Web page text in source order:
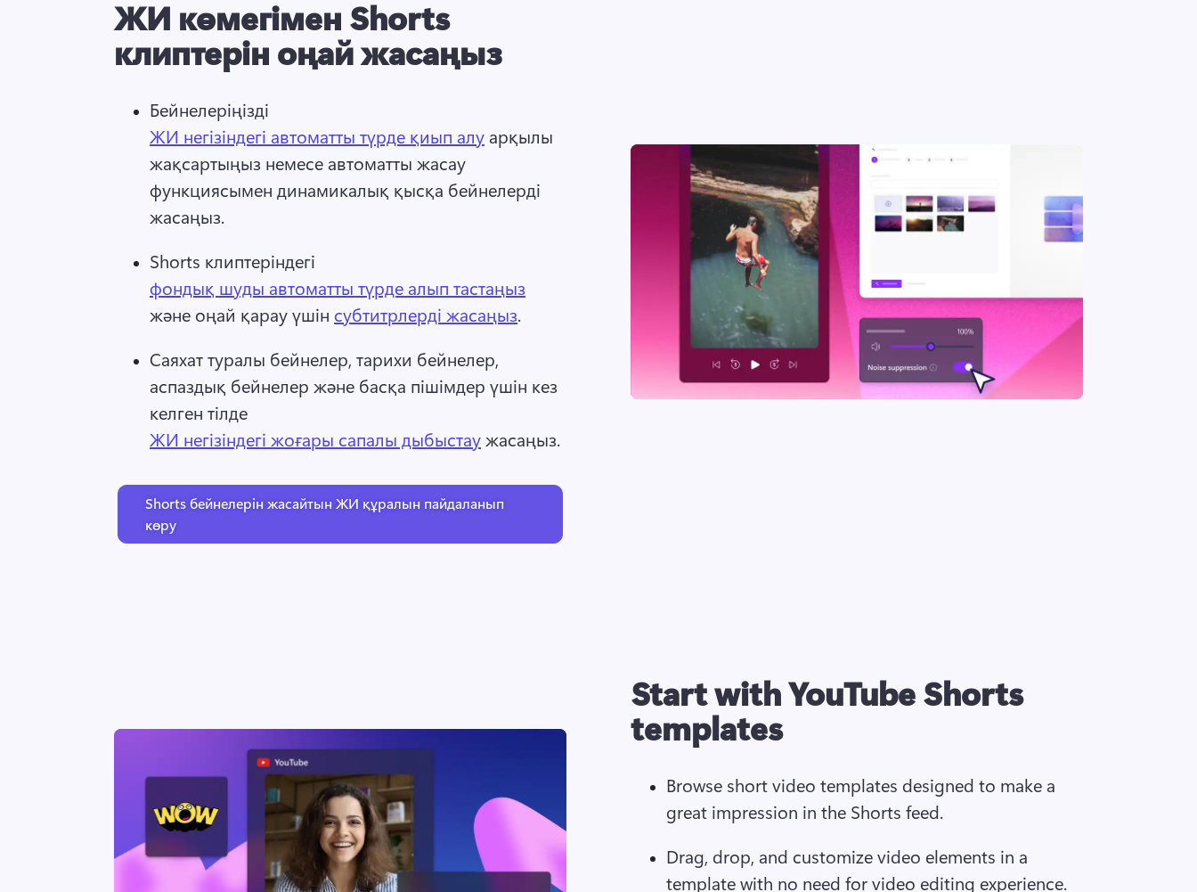
ЖИ көмегімен Shorts
клиптерін оңай жасаңыз
Бейнелеріңізді
ЖИ негізіндегі автоматты түрде қиып алу арқылы
жақсартыңыз немесе автоматты жасау
функциясымен динамикалық қысқа бейнелерді
жасаңыз.
Shorts клиптеріндегі
фондық шуды автоматты түрде алып тастаңыз
және оңай қарау үшін субтитрлерді жасаңыз.
Саяхат туралы бейнелер, тарихи бейнелер,
аспаздық бейнелер және басқа пішімдер үшін кез
келген тілде
ЖИ негізіндегі жоғары сапалы дыбыстау жасаңыз.
Shorts бейнелерін жасайтын ЖИ құралын пайдаланып
көру
Start with YouTube Shorts
templates
Browse short video templates designed to make a
great impression in the Shorts feed.
Drag, drop, and customize video elements in a
template with no need for video editing experience.